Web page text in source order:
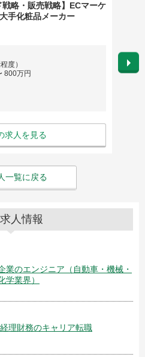
戦略・販売戦略】ECマーケ
手化粧品メーカー
度）
800万円
求人を見る
勤務
英語
給 与
一覧に戻る
人情報
業のエンジニア（自動車・機械・
学業界）
経理財務のキャリア転職